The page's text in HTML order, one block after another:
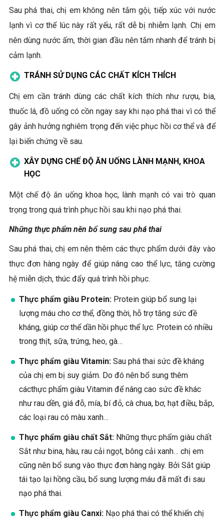
Sau phá thai, chị em không nên tắm gội, tiếp xúc với nước
lạnh vì cơ thể lúc này rất yếu, rất dễ bị nhiễm lạnh. Chị em
nên dùng nước ấm, thời gian đầu nên tắm nhanh để tránh bị
cảm lạnh.
TRÁNH SỬ DỤNG CÁC CHẤT KÍCH THÍCH
Chị em cần tránh dùng các chất kích thích như rượu, bia,
thuốc lá, đồ uống có cồn ngay say khi nạo phá thai vì có thể
gây ảnh hưởng nghiêm trọng đến việc phục hồi cơ thể và để
lại biến chứng về sau.
XÂY DỰNG CHẾ ĐỘ ĂN UỐNG LÀNH MẠNH, KHOA
HỌC
Một chế độ ăn uống khoa học, lành mạnh có vai trò quan
trọng trong quá trình phục hồi sau khi nạo phá thai.
Những thực phẩm nên bổ sung sau phá thai
Sau phá thai, chị em nên thêm các thực phẩm dưới đây vào
thực đơn hàng ngày để giúp nâng cao thể lực, tăng cường
hệ miễn dịch, thúc đẩy quá trình hồi phục.
Thực phẩm giàu Protein: Protein giúp bổ sung lại
lượng máu cho cơ thể, đồng thời, hỗ trợ tăng sức đề
kháng, giúp cơ thể dần hồi phục thể lực. Protein có nhiều
trong thịt, sữa, trứng, heo, gà…
Thực phẩm giàu Vitamin:Sau phá thai sức đề kháng
của chị em bị suy giảm. Do đó nên bổ sung thêm
cácthực phẩm giàu Vitamin để nâng cao sức đề khác
như rau dền, giá đỗ, mía, bí đỏ, cà chua, bơ, hạt điều, bắp,
các loại rau có màu xanh…
Thực phẩm giàu chất Sắt:Những thực phẩm giàu chất
Sắt như bina, hàu, rau cải ngọt, bông cải xanh… chị em
cũng nên bổ sung vào thực đơn hàng ngày. Bởi Sắt giúp
tái tạo lại hồng cầu, bổ sung lượng máu đã mất đi sau
nạo phá thai.
Thực phẩm giàu Canxi:Nạo phá thai có thể khiến chị